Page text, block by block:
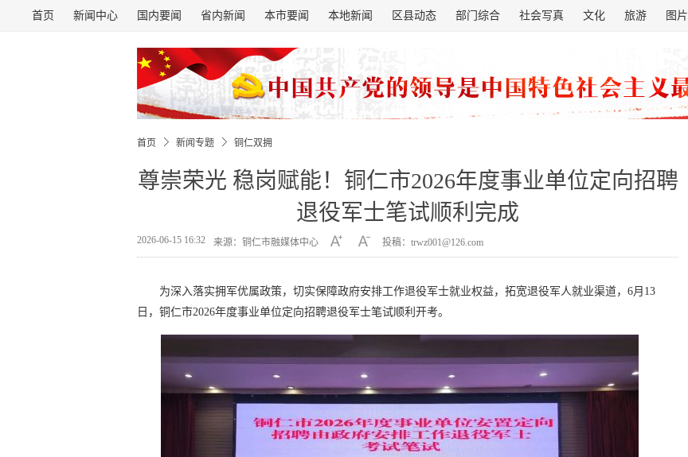
首页 新闻中心 国内要闻 省内新闻 本市要闻 本地新闻 区县动态 部门综合 社会写真 文化 旅游 图片
首页 新闻专题 铜仁双拥
尊崇荣光 稳岗赋能！铜仁市2026年度事业单位定向招聘
退役军士笔试顺利完成
2026-06-15 16:32 来源：铜仁市融媒体中心 投稿：trwz001@126.com
为深入落实拥军优属政策，切实保障政府安排工作退役军士就业权益，拓宽退役军人就业渠道，6月13
日，铜仁市2026年度事业单位定向招聘退役军士笔试顺利开考。